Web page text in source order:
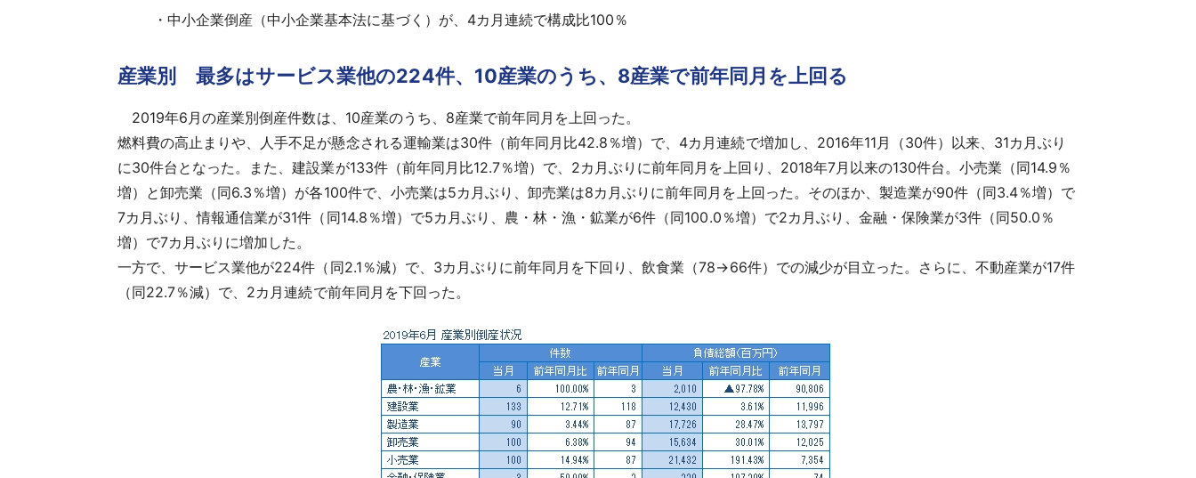
中小企業倒産（中小企業基本法に基づく）が、4カ月連続で構成比100％
産業別 最多はサービス業他の224件、10産業のうち、8産業で前年同月を上回る
2019年6月の産業別倒産件数は、10産業のうち、8産業で前年同月を上回った。
燃料費の高止まりや、人手不足が懸念される運輸業は30件（前年同月比42.8％増）で、4カ月連続で増加し、2016年11月（30件）以来、31カ月ぶり
に30件台となった。また、建設業が133件（前年同月比12.7％増）で、2カ月ぶりに前年同月を上回り、2018年7月以来の130件台。小売業（同14.9％
増）と卸売業（同6.3％増）が各100件で、小売業は5カ月ぶり、卸売業は8カ月ぶりに前年同月を上回った。そのほか、製造業が90件（同3.4％増）で
7カ月ぶり、情報通信業が31件（同14.8％増）で5カ月ぶり、農・林・漁・鉱業が6件（同100.0％増）で2カ月ぶり、金融・保険業が3件（同50.0％
増）で7カ月ぶりに増加した。
一方で、サービス業他が224件（同2.1％減）で、3カ月ぶりに前年同月を下回り、飲食業（78→66件）での減少が目立った。さらに、不動産業が17件
（同22.7％減）で、2カ月連続で前年同月を下回った。